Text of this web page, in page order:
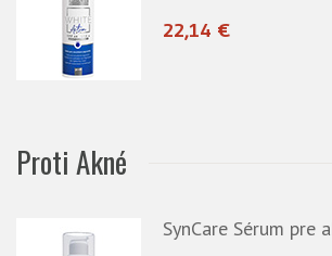
22,14 €
Proti Akné
SynCare Sérum pre